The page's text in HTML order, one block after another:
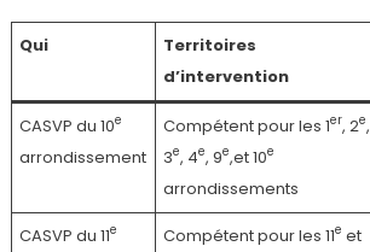
Qui
Territoires
d’intervention
CASVP du 10e
arrondissement
Compétent pour les 1er, 2e,
3e, 4e, 9e,et 10e
arrondissements
CASVP du 11e Compétent pour les 11e et